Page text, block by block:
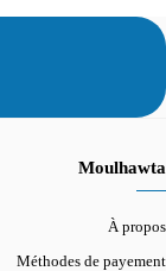
Moulhawta
À propos
Méthodes de payement